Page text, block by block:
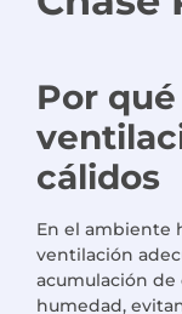
Por
cálidos
En el ambiente
ventilación
acumulación de
humedad,